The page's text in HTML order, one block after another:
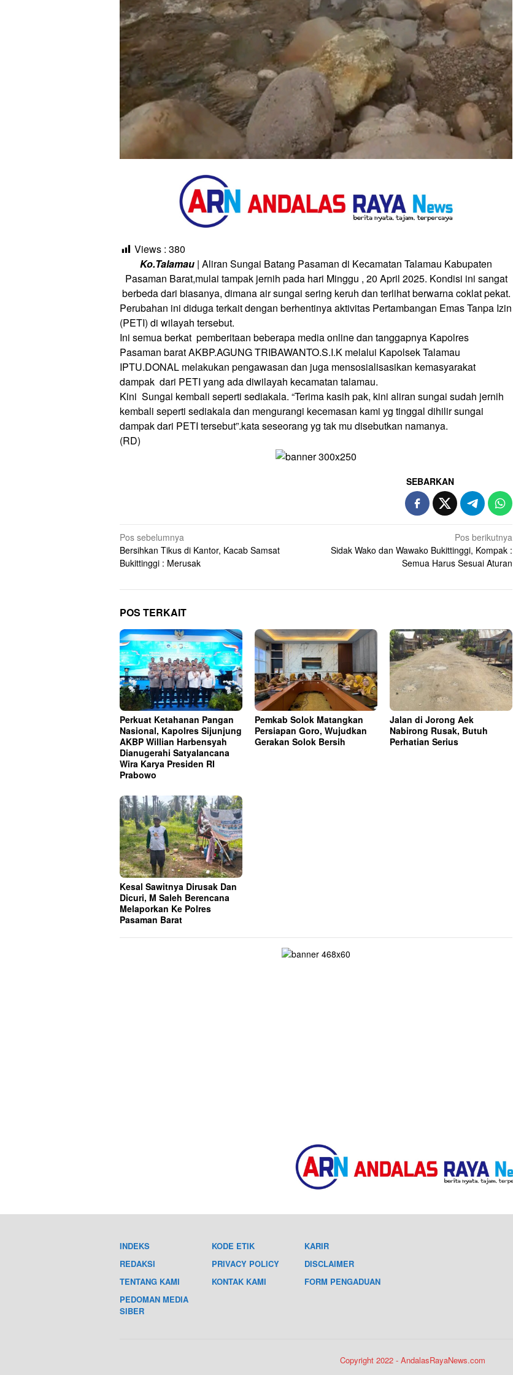
Views : 380
Ko.Talamau | Aliran Sungai Batang Pasaman di Kecamatan Talamau Kabupaten
Pasaman Barat,mulai tampak jernih pada hari Minggu , 20 April 2025. Kondisi ini sangat
berbeda dari biasanya, dimana air sungai sering keruh dan terlihat berwarna coklat pekat.
Perubahan ini diduga terkait dengan berhentinya aktivitas Pertambangan Emas Tanpa Izin
(PETI) di wilayah tersebut.
Ini semua berkat pemberitaan beberapa media online dan tanggapnya Kapolres
Pasaman barat AKBP.AGUNG TRIBAWANTO.S.I.K melalui Kapolsek Talamau
IPTU.DONAL melakukan pengawasan dan juga mensosialisasikan kemasyarakat
dampak dari PETI yang ada diwilayah kecamatan talamau.
Kini Sungai kembali seperti sediakala. “Terima kasih pak, kini aliran sungai sudah jernih
kembali seperti sediakala dan mengurangi kecemasan kami yg tinggal dihilir sungai
dampak dari PETI tersebut”.kata seseorang yg tak mu disebutkan namanya.
(RD)
SEBARKAN
Navigasi
pos
Pos sebelumnya
Bersihkan Tikus di Kantor, Kacab Samsat
Bukittinggi : Merusak
Pos berikutnya
Sidak Wako dan Wawako Bukittinggi, Kompak :
Semua Harus Sesuai Aturan
POS TERKAIT
Perkuat Ketahanan Pangan
Nasional, Kapolres Sijunjung
AKBP Willian Harbensyah
Dianugerahi Satyalancana
Wira Karya Presiden RI
Prabowo
Pemkab Solok Matangkan
Persiapan Goro, Wujudkan
Gerakan Solok Bersih
Jalan di Jorong Aek
Nabirong Rusak, Butuh
Perhatian Serius
Kesal Sawitnya Dirusak Dan
Dicuri, M Saleh Berencana
Melaporkan Ke Polres
Pasaman Barat
INDEKS KODE ETIK
KARIR
REDAKSI
PRIVACY POLICY
DISCLAIMER
TENTANG KAMI
KONTAK KAMI
FORM PENGADUAN
PEDOMAN MEDIA
SIBER
Copyright 2022 - AndalasRayaNews.com